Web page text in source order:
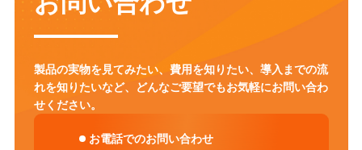
製品の実物を見てみたい、費用を知りたい、導入までの流
れを知りたいなど、
どんなご要望でもお気軽にお問い合わ
せください。
お電話でのお問い合わせ